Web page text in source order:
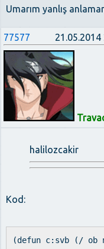
Umarım yanlış
77577
halilozcakir
Kod:
(defun c:svb (/ ob